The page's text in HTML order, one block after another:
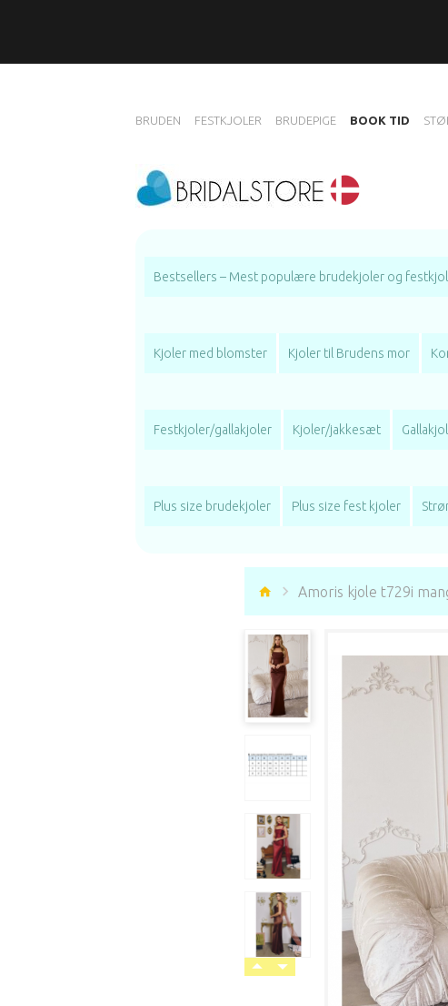
BRUDEN FESTKJOLER BRUDEPIGE BOOK TID
Bestsellers – Mest populære brudekjoler og
Kjoler med blomster Kjoler til Brudens mor
Festkjoler/gallakjoler Kjoler/jakkesæt
Plus size brudekjoler Plus size fest kjoler
Amoris kjole t729i